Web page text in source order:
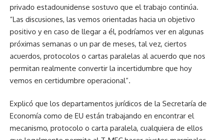
privado estadounidense sostuvo que el trabajo continúa.
“Las discusiones, las vemos orientadas hacia un objetivo
positivo y en caso de llegar a él, podríamos ver en algunas
próximas semanas o un par de meses, tal vez, ciertos
acuerdos, protocolos o cartas paralelas al acuerdo que nos
permitan realmente convertir la incertidumbre que hoy
vemos en certidumbre operacional”.
Explicó que los departamentos jurídicos de la Secretaría de
Economía como de EU están trabajando en encontrar el
mecanismo, protocolo o carta paralela, cualquiera de ellos